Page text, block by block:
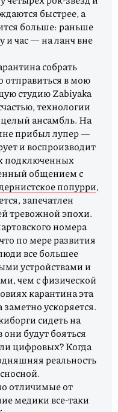
быстрее, а
больше: раньше
и час — на ланч вне
собрать
в мою
студию Zabiyaka
технологии
ансамбль. На
прибыл лупер —
и воспроизводит
подключенных
общением с
попурри,
запечатлен
тревожной эпохи.
номера
по мере развития
все большее
устройствами и
чем с физической
карантина эта
ускоряется.
сидеть на
будут бояться
цифровых? Когда
реальность
отличимые от
медики все-таки